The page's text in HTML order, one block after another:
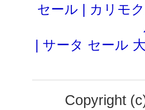
セール
カリモ
サータ セール
Copyright